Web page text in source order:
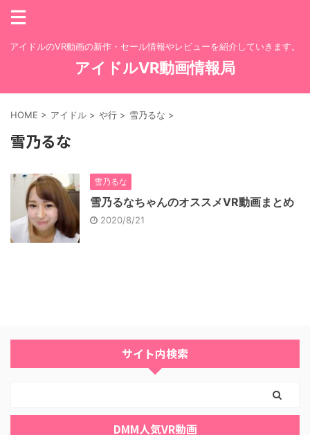
アイドルのVR動画の新作・セール情報やレビューを紹介していきます。
アイドルVR動画情報局
HOME > アイドル > や行 > 雪乃るな >
雪乃るな
雪乃るな
雪乃るなちゃんのオススメVR動画まとめ
2020/8/21
サイト内検索
DMM人気VR動画